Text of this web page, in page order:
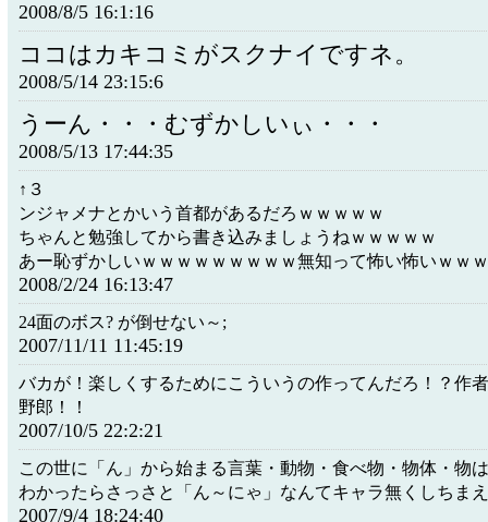
2008/8/5 16:1:16
ココはカキコミがスクナイですネ。
2008/5/14 23:15:6
うーん・・・むずかしいぃ・・・
2008/5/13 17:44:35
↑３
ンジャメナとかいう首都があるだろｗｗｗｗｗ
ちゃんと勉強してから書き込みましょうねｗｗｗｗｗ
あー恥ずかしいｗｗｗｗｗｗｗｗｗ無知って怖い怖いｗｗ
2008/2/24 16:13:47
24面のボス? が倒せない～;
2007/11/11 11:45:19
バカが！楽しくするためにこういうの作ってんだろ！？作
野郎！！
2007/10/5 22:2:21
この世に「ん」から始まる言葉・動物・食べ物・物体・物
わかったらさっさと「ん～にゃ」なんてキャラ無くしちま
2007/9/4 18:24:40